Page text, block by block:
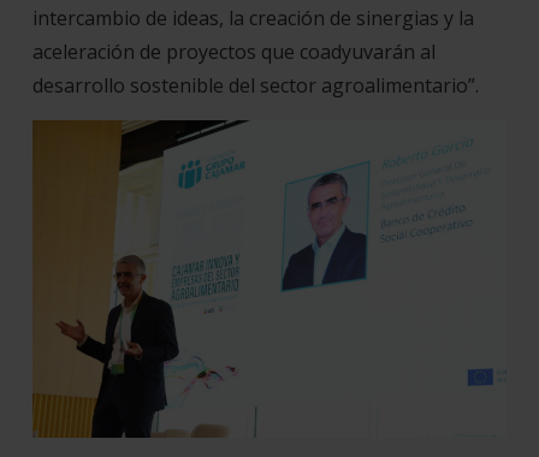
intercambio de ideas, la creación de sinergias y la
aceleración de proyectos que coadyuvarán al
desarrollo sostenible del sector agroalimentario”.